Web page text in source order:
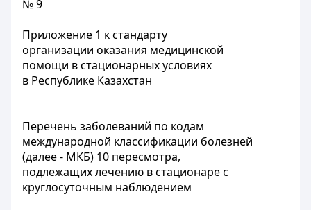
№ 9
Приложение 1 к стандарту
организации оказания медицинской
помощи в стационарных условиях
в Республике Казахстан
Перечень заболеваний по кодам
международной классификации болезней
(далее - МКБ) 10 пересмотра,
подлежащих лечению в стационаре с
круглосуточным наблюдением